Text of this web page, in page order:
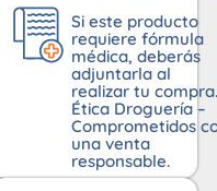
Si este producto
requiere fórmula
médica, deberás
adjuntarla al
realizar tu compra.
Ética Droguería –
Comprometidos
una venta
responsable.